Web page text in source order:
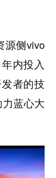
源侧vivo
内投入
者的技
蓝心大